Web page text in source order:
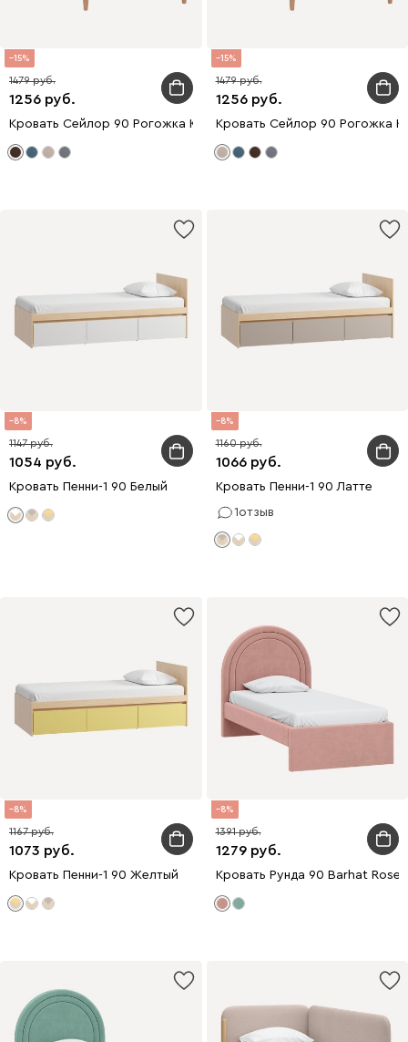
15
1256
1479
Кровать Сейлор 90 Рогожка Коричневый
15
1256
1479
Кровать Сейлор 90 Рогожка
8
1054
1147
Кровать Пенни-1 90 Белый
8
1066
1160
Кровать Пенни-1 90 Латте
1отзыв
8
1073
1167
Кровать Пенни-1 90 Желтый
8
1279
1391
Кровать Рунда 90 Barhat Rose